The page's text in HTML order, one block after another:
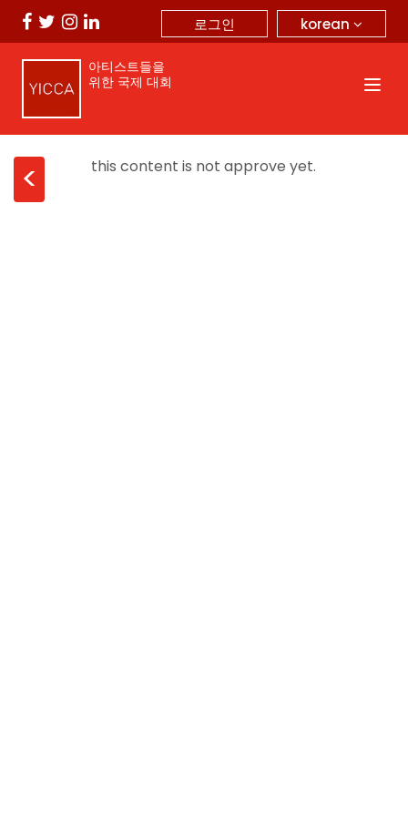
korean
로그인
아티스트들을
위한 국제 대회
< this content is not approve yet.